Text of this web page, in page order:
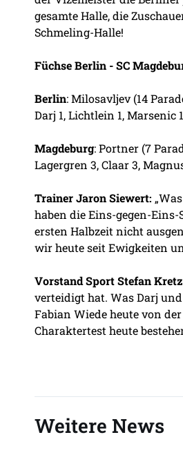
gesamte Halle, die
Schmeling-Halle!
Füchse Berlin - SC
Berlin: Milosavljev (14
Darj 1, Lichtlein 1, Marsenic 1
Magdeburg: Portner (7
Lagergren 3, Claar 3,
Trainer Jaron Siewert:
haben die Eins-gegen-
ersten Halbzeit nicht
wir heute seit Ewigkeiten
Vorstand Sport Stefan
verteidigt hat. Was Darj
Fabian Wiede heute von
Charaktertest heute
Weitere News